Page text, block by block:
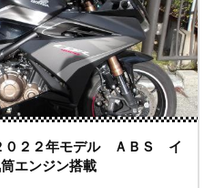
０２２年モデル ＡＢＳ イ
エンジン搭載